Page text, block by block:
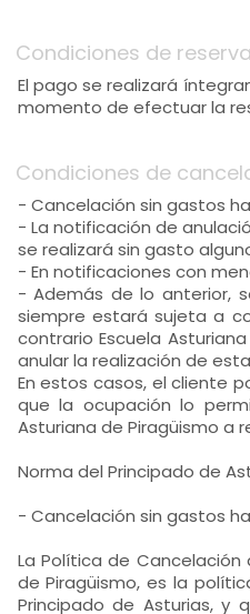
Condiciones de reserva
El pago se realizará
momento de efectuar la
Condiciones de
- Cancelación sin gastos
- La notificación de
se realizará sin gasto
- En notificaciones con
- Además de lo anterior,
siempre estará sujeta a
contrario Escuela
anular la realización de
En estos casos, el cliente
que la ocupación lo
Asturiana de Piragüismo a
Norma del Principado de
- Cancelación sin gastos
La Política de Cancelación
de Piragüismo, es la
Principado de Asturias, y